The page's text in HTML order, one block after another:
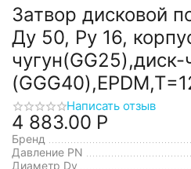
Затвор дисковой
Ду 50, Ру 16,
чугун(GG25),диск-
Написать отзыв
4 883.00 Р
Бренд
Давление PN
Диаметр Dy